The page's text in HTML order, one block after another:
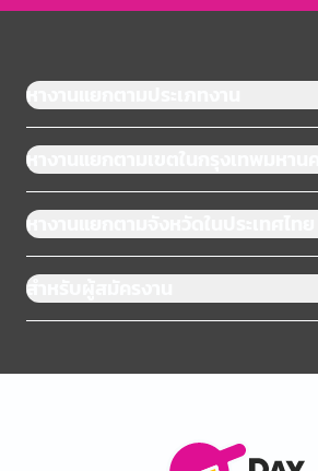
หางานแยกตามประเภทงาน
หางานแยกตามเขตในกรุงเทพมหานคร
หางานแยกตามจังหวัดในประเทศไทย
สำหรับผู้สมัครงาน